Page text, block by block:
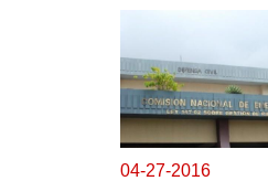
04-27-2016